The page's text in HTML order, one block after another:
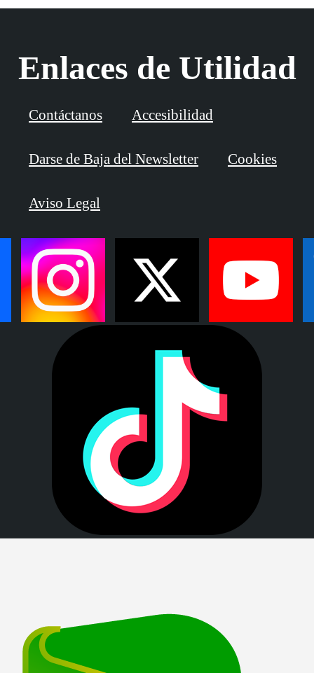
Enlaces de Utilidad
Contáctanos Accesibilidad
Darse de Baja del Newsletter Cookies
Aviso Legal